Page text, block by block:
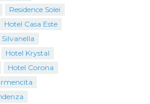
Residence Solei
Hotel Casa Este
Silvanella
Hotel Krystal
Hotel Corona